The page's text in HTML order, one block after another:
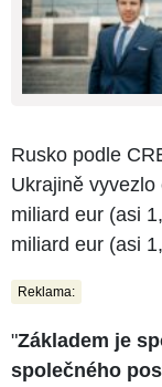
Rusko podle
Ukrajině
miliard eur (asi
miliard eur (asi
Reklama:
"Základem je
společného